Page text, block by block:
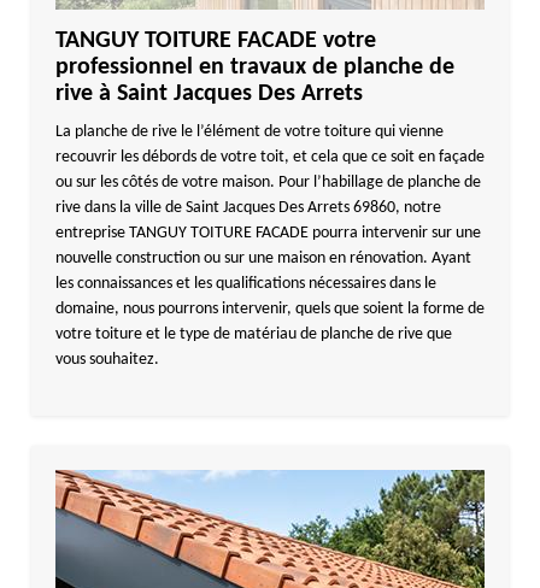
TANGUY TOITURE FACADE votre
professionnel en travaux de planche de
rive à Saint Jacques Des Arrets
La planche de rive le l’élément de votre toiture qui vienne
recouvrir les débords de votre toit, et cela que ce soit en façade
ou sur les côtés de votre maison. Pour l’habillage de planche de
rive dans la ville de Saint Jacques Des Arrets 69860, notre
entreprise TANGUY TOITURE FACADE pourra intervenir sur une
nouvelle construction ou sur une maison en rénovation. Ayant
les connaissances et les qualifications nécessaires dans le
domaine, nous pourrons intervenir, quels que soient la forme de
votre toiture et le type de matériau de planche de rive que
vous souhaitez.